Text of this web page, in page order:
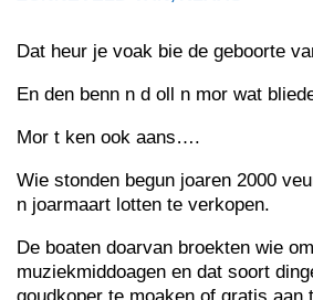
Dat heur je voak bie de geboorte
En den benn n d oll n mor wat
Mor t ken ook aans….
Wie stonden begun joaren 2000
n joarmaart lotten te verkopen.
De boaten doarvan broekten wie
muziekmiddoagen en dat soort